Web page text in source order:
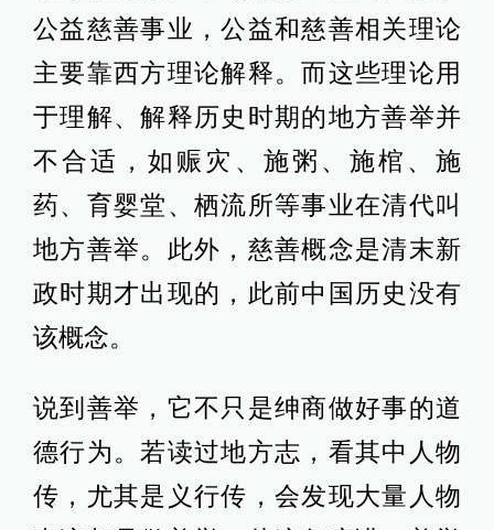
公益慈善事业，公益和慈善相关理论
主要靠西方理论解释。而这些理论用
于理解、解释历史时期的地方善举并
不合适，如赈灾、施粥、施棺、施
药、育婴堂、栖流所等事业在清代叫
地方善举。此外，慈善概念是清末新
政时期才出现的，此前中国历史没有
该概念。
说到善举，它不只是绅商做好事的道
德行为。若读过地方志，看其中人物
传，尤其是义行传，会发现大量人物